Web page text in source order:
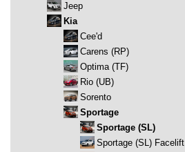
Jeep
Kia
Cee'd
Carens (RP)
Optima (TF)
Rio (UB)
Sorento
Sportage
Sportage (SL)
Sportage (SL) Facelift